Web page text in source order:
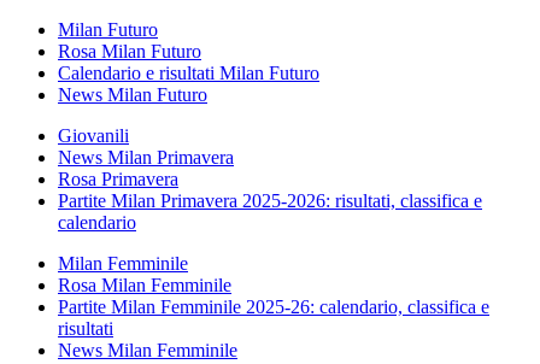
Milan Futuro
Rosa Milan Futuro
Calendario e risultati Milan Futuro
News Milan Futuro
Giovanili
News Milan Primavera
Rosa Primavera
Partite Milan Primavera 2025-2026: risultati, classifica e
calendario
Milan Femminile
Rosa Milan Femminile
Partite Milan Femminile 2025-26: calendario, classifica e
risultati
News Milan Femminile